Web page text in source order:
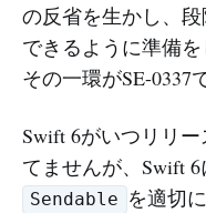
の反省を生かし、段
できるように準備を
その一環がSE-0337
Swift 6がいつリリ
てませんが、Swift
Sendable を適切